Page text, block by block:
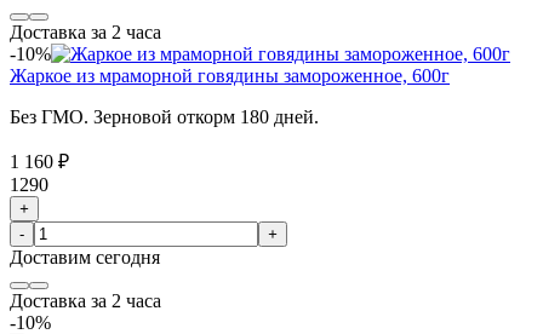
Доставка за 2 часа
-10%
Жаркое из мраморной говядины замороженное, 600г
Без ГМО. Зерновой откорм 180 дней.
1 160 ₽
1290
+
-
+
Доставим сегодня
Доставка за 2 часа
-10%